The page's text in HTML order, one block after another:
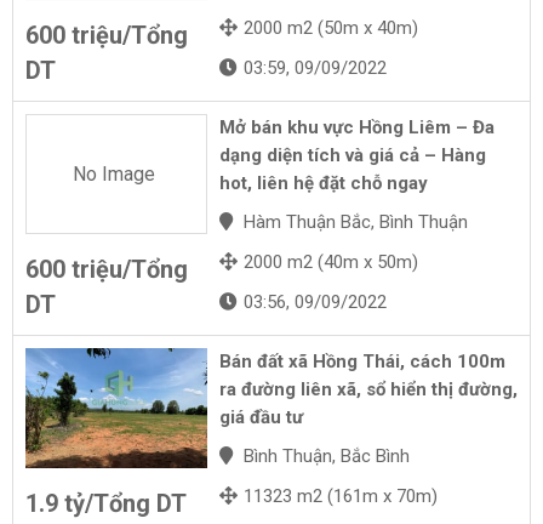
600 triệu/Tổng
DT
2000 m2 (50m x 40m)
03:59, 09/09/2022
No Image
600 triệu/Tổng
DT
Mở bán khu vực Hồng Liêm – Đa
dạng diện tích và giá cả – Hàng
hot, liên hệ đặt chỗ ngay
Hàm Thuận Bắc, Bình Thuận
2000 m2 (40m x 50m)
03:56, 09/09/2022
1.9 tỷ/Tổng DT
Bán đất xã Hồng Thái, cách 100m
ra đường liên xã, sổ hiển thị đường,
giá đầu tư
Bình Thuận, Bắc Bình
11323 m2 (161m x 70m)